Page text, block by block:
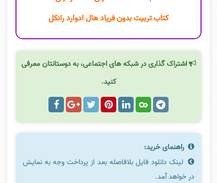
کتاب تربیت بدون فریاد هال ادوارد رانکل
اشتراک گذاری در شبکه های اجتماعی، به دوستانتان معرفی
کنید.
راهنمای خرید:
لینک دانلود فایل بلافاصله بعد از پرداخت وجه به نمایش
در خواهد آمد.